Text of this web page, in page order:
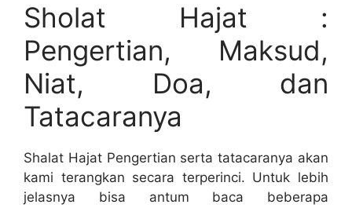
Sholat Hajat :
Pengertian, Maksud,
Niat, Doa, dan
Tatacaranya
Shalat Hajat Pengertian serta tatacaranya akan
kami terangkan secara terperinci. Untuk lebih
jelasnya bisa antum baca beberapa